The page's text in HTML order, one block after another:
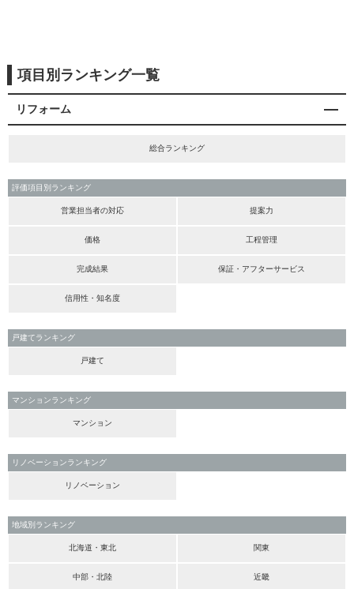
項目別ランキング一覧
リフォーム
総合ランキング
評価項目別ランキング
営業担当者の対応 提案力
価格 工程管理
完成結果 保証・アフターサービス
信用性・知名度
戸建てランキング
戸建て
マンションランキング
マンション
リノベーションランキング
リノベーション
地域別ランキング
北海道・東北 関東
中部・北陸 近畿